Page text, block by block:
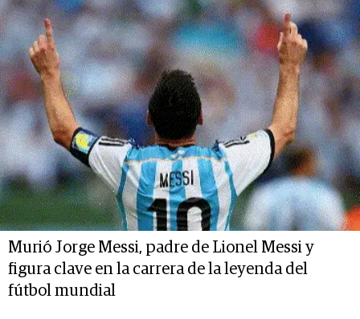
Murió Jorge Messi, padre de Lionel Messi y
figura clave en la carrera de la leyenda del
fútbol mundial